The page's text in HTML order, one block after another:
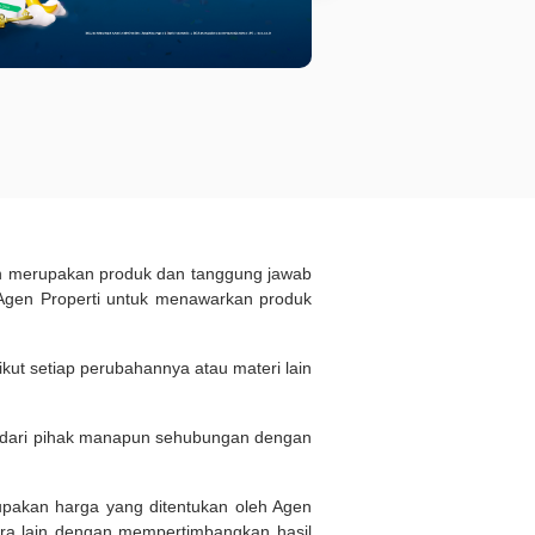
produk dan tanggung jawab
Properti untuk menawarkan produk
setiap perubahannya atau materi lain
pihak manapun sehubungan dengan
harga yang ditentukan oleh Agen